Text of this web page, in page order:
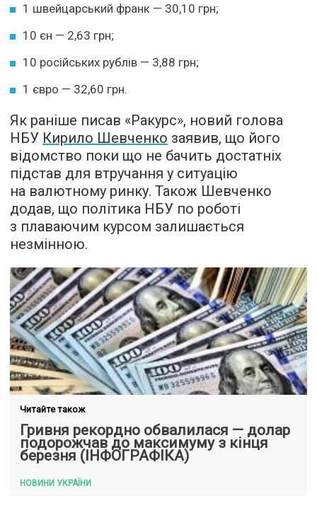
1 швейцарський франк — 30,10 грн;
10 єн — 2,63 грн;
10 російських рублів — 3,88 грн;
1 євро — 32,60 грн.
Як раніше писав «Ракурс», новий голова
НБУ Кирило Шевченко заявив, що його
відомство поки що не бачить достатніх
підстав для втручання у ситуацію
на валютному ринку. Також Шевченко
додав, що політика НБУ по роботі
з плаваючим курсом залишається
незмінною.
Читайте також
Гривня рекордно обвалилася — долар
подорожчав до максимуму з кінця
березня (ІНФОГРАФІКА)
НОВИНИ УКРАЇНИ